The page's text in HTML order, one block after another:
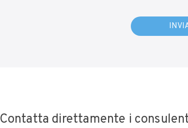
Contatta direttamente i